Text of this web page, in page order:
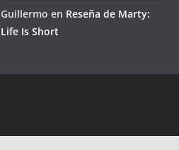
Guillermo en Reseña de Marty:
Life Is Short